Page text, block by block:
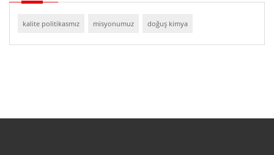
kalite politikasmız misyonumuz doğuş kimya